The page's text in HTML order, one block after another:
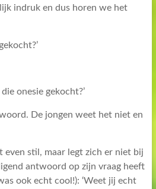
indruk en dus horen we het
onesie gekocht?’
De jongen weet het niet en
even stil, maar legt zich er niet bij
antwoord op zijn vraag heeft
ook echt cool!): ‘Weet jij echt